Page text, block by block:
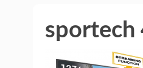
sportech